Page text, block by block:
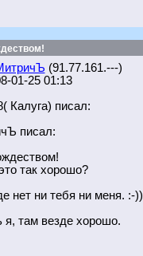
(91.77.161.---)
01-25 01:13
Калуга) писал:
писал:
так хорошо?
нет ни тебя ни меня. :-))
я, там везде хорошо.